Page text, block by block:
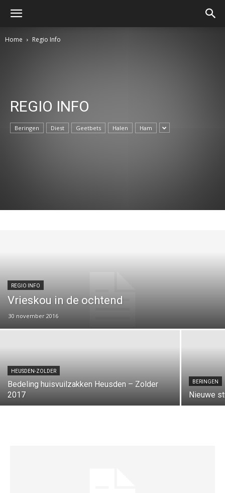
Home Regio Info
REGIO INFO
Beringen Diest Geetbets Halen Ham
REGIO INFO
Vrieskou in de ochtend
30 november 2016
HEUSDEN-ZOLDER
Bedeling huisvuilzakken Heusden – Zolder
2017
BERINGEN
Nieuwe